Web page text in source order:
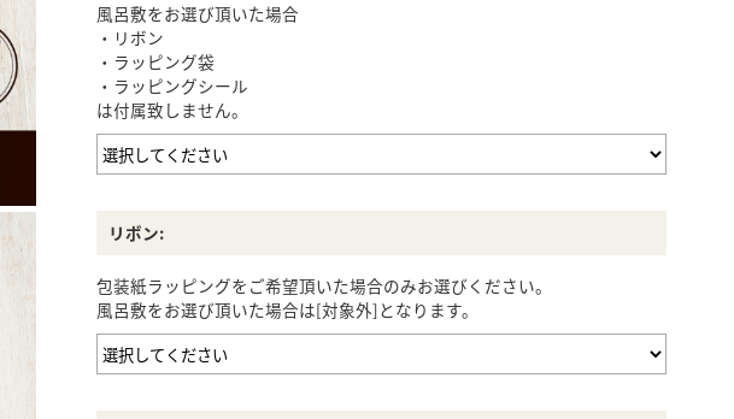
チビタイ BELLIES YORK
RODANIA BELLIES YORK
風呂敷をお選び頂いた場合
・リボン
・ラッピング袋
・ラッピングシール
は付属致しません。
リボン:
包装紙ラッピングをご希望頂いた場合のみお選びください。
風呂敷をお選び頂いた場合は[対象外]となります。